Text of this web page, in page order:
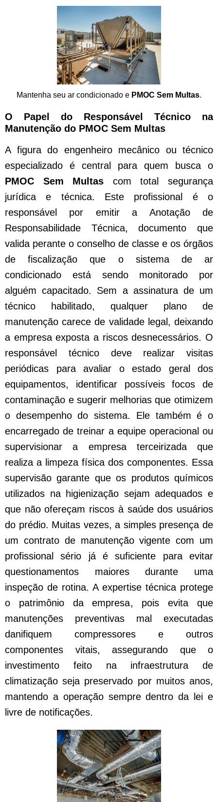
Mantenha seu ar condicionado e PMOC Sem Multas.
O Papel do Responsável Técnico na
Manutenção do PMOC Sem Multas
A figura do engenheiro mecânico ou técnico
especializado é central para quem busca o
PMOC Sem Multas com total segurança
jurídica e técnica. Este profissional é o
responsável por emitir a Anotação de
Responsabilidade Técnica, documento que
valida perante o conselho de classe e os órgãos
de fiscalização que o sistema de ar
condicionado está sendo monitorado por
alguém capacitado. Sem a assinatura de um
técnico habilitado, qualquer plano de
manutenção carece de validade legal, deixando
a empresa exposta a riscos desnecessários. O
responsável técnico deve realizar visitas
periódicas para avaliar o estado geral dos
equipamentos, identificar possíveis focos de
contaminação e sugerir melhorias que otimizem
o desempenho do sistema. Ele também é o
encarregado de treinar a equipe operacional ou
supervisionar a empresa terceirizada que
realiza a limpeza física dos componentes. Essa
supervisão garante que os produtos químicos
utilizados na higienização sejam adequados e
que não ofereçam riscos à saúde dos usuários
do prédio. Muitas vezes, a simples presença de
um contrato de manutenção vigente com um
profissional sério já é suficiente para evitar
questionamentos maiores durante uma
inspeção de rotina. A expertise técnica protege
o patrimônio da empresa, pois evita que
manutenções preventivas mal executadas
danifiquem compressores e outros
componentes vitais, assegurando que o
investimento feito na infraestrutura de
climatização seja preservado por muitos anos,
mantendo a operação sempre dentro da lei e
livre de notificações.